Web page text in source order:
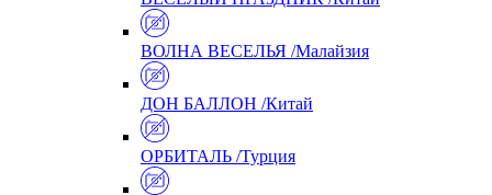
ВОЛНА ВЕСЕЛЬЯ /Малайзия
ДОН БАЛЛОН /Китай
ОРБИТАЛЬ /Турция